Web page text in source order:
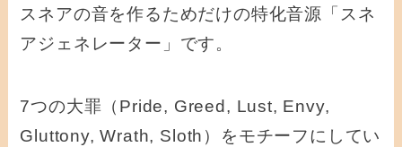
スネアの音を作るためだけの特化音源「スネ
アジェネレーター」です。
7つの大罪（Pride, Greed, Lust, Envy,
Gluttony, Wrath, Sloth）をモチーフにしてい